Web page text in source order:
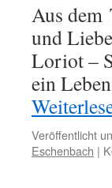
Aus dem
und
Loriot –
ein
Veröffentlicht
Eschenbach |